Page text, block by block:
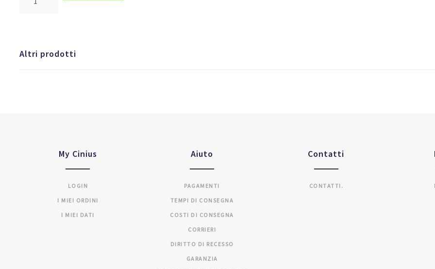
Altri prodotti
My Cinius
LOGIN
I MIEI ORDINI
I MIEI DATI
Aiuto
PAGAMENTI
TEMPI DI CONSEGNA
COSTI DI CONSEGNA
CORRIERI
DIRITTO DI RECESSO
GARANZIA
Contatti
CONTATTI.